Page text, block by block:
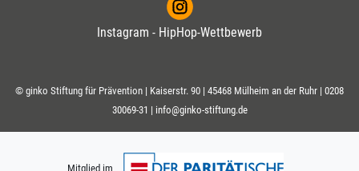
Instagram - HipHop-Wettbewerb
© ginko Stiftung für Prävention | Kaiserstr. 90 | 45468 Mülheim an der Ruhr | 0208
30069-31 | info@ginko-stiftung.de
Mitglied im